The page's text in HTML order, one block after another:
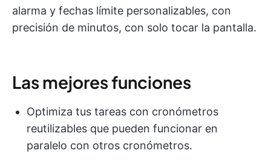
alarma y fechas límite personalizables, con
precisión de minutos, con solo tocar la pantalla.
Las mejores funciones
Optimiza tus tareas con cronómetros
reutilizables que pueden funcionar en
paralelo con otros cronómetros.